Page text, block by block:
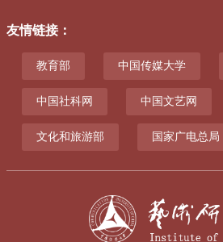
友情链接：
教育部 中国传媒大学
中国社科网 中国文艺网
文化和旅游部 国家广电总局